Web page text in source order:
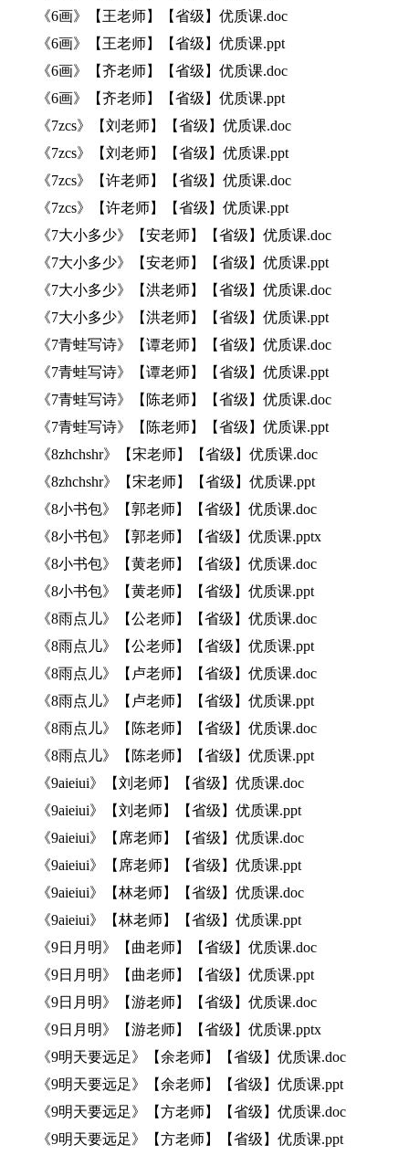
《6画》【王老师】【省级】优质课.doc
《6画》【王老师】【省级】优质课.ppt
《6画》【齐老师】【省级】优质课.doc
《6画》【齐老师】【省级】优质课.ppt
《7zcs》【刘老师】【省级】优质课.doc
《7zcs》【刘老师】【省级】优质课.ppt
《7zcs》【许老师】【省级】优质课.doc
《7zcs》【许老师】【省级】优质课.ppt
《7大小多少》【安老师】【省级】优质课.doc
《7大小多少》【安老师】【省级】优质课.ppt
《7大小多少》【洪老师】【省级】优质课.doc
《7大小多少》【洪老师】【省级】优质课.ppt
《7青蛙写诗》【谭老师】【省级】优质课.doc
《7青蛙写诗》【谭老师】【省级】优质课.ppt
《7青蛙写诗》【陈老师】【省级】优质课.doc
《7青蛙写诗》【陈老师】【省级】优质课.ppt
《8zhchshr》【宋老师】【省级】优质课.doc
《8zhchshr》【宋老师】【省级】优质课.ppt
《8小书包》【郭老师】【省级】优质课.doc
《8小书包》【郭老师】【省级】优质课.pptx
《8小书包》【黄老师】【省级】优质课.doc
《8小书包》【黄老师】【省级】优质课.ppt
《8雨点儿》【公老师】【省级】优质课.doc
《8雨点儿》【公老师】【省级】优质课.ppt
《8雨点儿》【卢老师】【省级】优质课.doc
《8雨点儿》【卢老师】【省级】优质课.ppt
《8雨点儿》【陈老师】【省级】优质课.doc
《8雨点儿》【陈老师】【省级】优质课.ppt
《9aieiui》【刘老师】【省级】优质课.doc
《9aieiui》【刘老师】【省级】优质课.ppt
《9aieiui》【席老师】【省级】优质课.doc
《9aieiui》【席老师】【省级】优质课.ppt
《9aieiui》【林老师】【省级】优质课.doc
《9aieiui》【林老师】【省级】优质课.ppt
《9日月明》【曲老师】【省级】优质课.doc
《9日月明》【曲老师】【省级】优质课.ppt
《9日月明》【游老师】【省级】优质课.doc
《9日月明》【游老师】【省级】优质课.pptx
《9明天要远足》【余老师】【省级】优质课.doc
《9明天要远足》【余老师】【省级】优质课.ppt
《9明天要远足》【方老师】【省级】优质课.doc
《9明天要远足》【方老师】【省级】优质课.ppt